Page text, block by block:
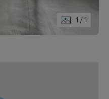
1 / 1